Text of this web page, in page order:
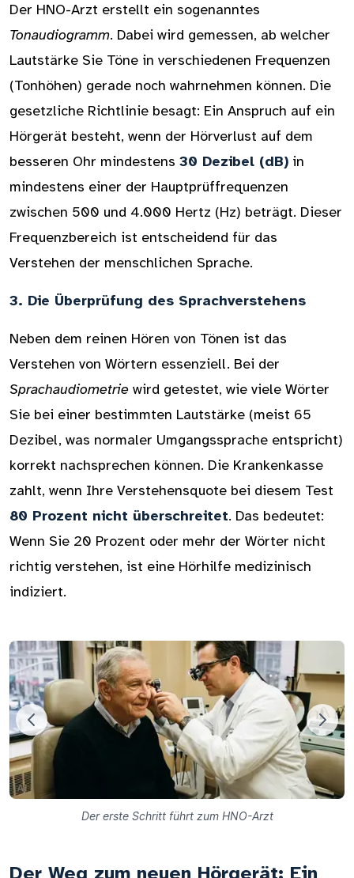
Der HNO-Arzt erstellt ein sogenanntes
Tonaudiogramm. Dabei wird gemessen, ab welcher
Lautstärke Sie Töne in verschiedenen Frequenzen
(Tonhöhen) gerade noch wahrnehmen können. Die
gesetzliche Richtlinie besagt: Ein Anspruch auf ein
Hörgerät besteht, wenn der Hörverlust auf dem
besseren Ohr mindestens 30 Dezibel (dB) in
mindestens einer der Hauptprüffrequenzen
zwischen 500 und 4.000 Hertz (Hz) beträgt. Dieser
Frequenzbereich ist entscheidend für das
Verstehen der menschlichen Sprache.
3. Die Überprüfung des Sprachverstehens
Neben dem reinen Hören von Tönen ist das
Verstehen von Wörtern essenziell. Bei der
Sprachaudiometrie wird getestet, wie viele Wörter
Sie bei einer bestimmten Lautstärke (meist 65
Dezibel, was normaler Umgangssprache entspricht)
korrekt nachsprechen können. Die Krankenkasse
zahlt, wenn Ihre Verstehensquote bei diesem Test
80 Prozent nicht überschreitet. Das bedeutet:
Wenn Sie 20 Prozent oder mehr der Wörter nicht
richtig verstehen, ist eine Hörhilfe medizinisch
indiziert.
Der erste Schritt führt zum HNO-Arzt
Der Weg zum neuen Hörgerät: Ein